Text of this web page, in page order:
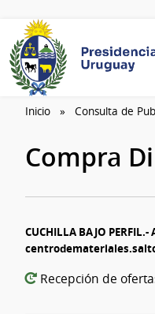
Inicio Consulta de
Compra
CUCHILLA BAJO
Recepción de